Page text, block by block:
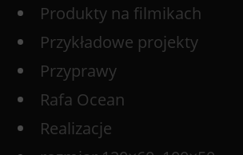
Produkty na filmikach
Przykładowe projekty
Przyprawy
Rafa Ocean
Realizacje